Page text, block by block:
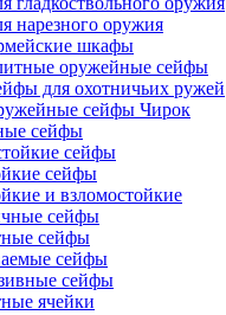
нарезного оружия
шкафы
оружейные сейфы
для охотничьих ружей
сейфы Чирок
сейфы
сейфы
сейфы
и взломостойкие
сейфы
сейфы
сейфы
сейфы
ячейки